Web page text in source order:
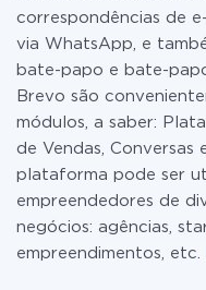
correspondências de
via WhatsApp, e
bate-papo e bate-
Brevo são
módulos, a saber:
de Vendas, Conversas
plataforma pode ser
empreendedores de
negócios: agências,
empreendimentos, etc.